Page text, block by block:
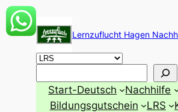
Zum
Inhalt
springen
Lernzuflucht Hagen
Start-Deutsch Nachhilfe
Bildungsgutschein
LRS